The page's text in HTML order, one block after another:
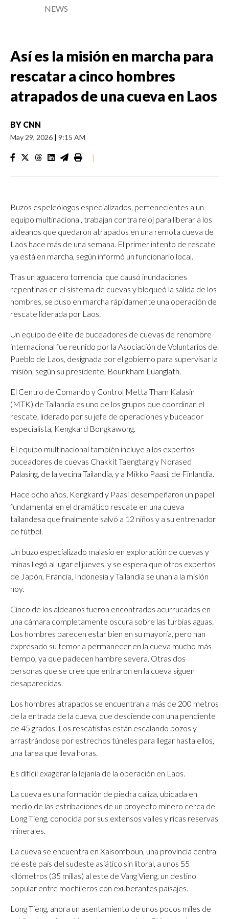
NEWS
Así es la misión en marcha para
rescatar a cinco hombres
atrapados de una cueva en Laos
BY CNN
May 29, 2026 | 9:15 AM
|
Buzos espeleólogos especializados, pertenecientes a un
equipo multinacional, trabajan contra reloj para liberar a los
aldeanos que quedaron atrapados en una remota cueva de
Laos hace más de una semana. El primer intento de rescate
ya está en marcha, según informó un funcionario local.
Tras un aguacero torrencial que causó inundaciones
repentinas en el sistema de cuevas y bloqueó la salida de los
hombres, se puso en marcha rápidamente una operación de
rescate liderada por Laos.
Un equipo de élite de buceadores de cuevas de renombre
internacional fue reunido por la Asociación de Voluntarios del
Pueblo de Laos, designada por el gobierno para supervisar la
misión, según su presidente, Bounkham Luanglath.
El Centro de Comando y Control Metta Tham Kalasin
(MTK) de Tailandia es uno de los grupos que coordinan el
rescate, liderado por su jefe de operaciones y buceador
especialista, Kengkard Bongkawong.
El equipo multinacional también incluye a los expertos
buceadores de cuevas Chakkit Taengtang y Norased
Palasing, de la vecina Tailandia, y a Mikko Paasi, de Finlandia.
Hace ocho años, Kengkard y Paasi desempeñaron un papel
fundamental en el dramático rescate en una cueva
tailandesa que finalmente salvó a 12 niños y a su entrenador
de fútbol.
Un buzo especializado malasio en exploración de cuevas y
minas llegó al lugar el jueves, y se espera que otros expertos
de Japón, Francia, Indonesia y Tailandia se unan a la misión
hoy.
Cinco de los aldeanos fueron encontrados acurrucados en
una cámara completamente oscura sobre las turbias aguas.
Los hombres parecen estar bien en su mayoría, pero han
expresado su temor a permanecer en la cueva mucho más
tiempo, ya que padecen hambre severa. Otras dos
personas que se cree que entraron en la cueva siguen
desaparecidas.
Los hombres atrapados se encuentran a más de 200 metros
de la entrada de la cueva, que desciende con una pendiente
de 45 grados. Los rescatistas están escalando pozos y
arrastrándose por estrechos túneles para llegar hasta ellos,
una tarea que lleva horas.
Es difícil exagerar la lejanía de la operación en Laos.
La cueva es una formación de piedra caliza, ubicada en
medio de las estribaciones de un proyecto minero cerca de
Long Tieng, conocida por sus extensos valles y ricas reservas
minerales.
La cueva se encuentra en Xaisomboun, una provincia central
de este país del sudeste asiático sin litoral, a unos 55
kilómetros (35 millas) al este de Vang Vieng, un destino
popular entre mochileros con exuberantes paisajes.
Long Tieng, ahora un asentamiento de unos pocos miles de